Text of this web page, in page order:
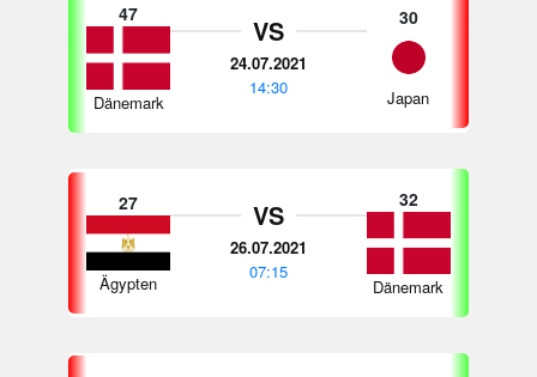
47
Dänemark
VS
24.07.2021
14:30
30
Japan
27
Ägypten
VS
26.07.2021
07:15
32
Dänemark